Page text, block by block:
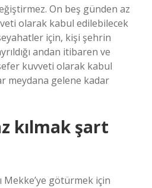
On beş günden az
olarak kabul edilebilecek
için, kişi şehrin
andan itibaren ve
kuvveti olarak kabul
meydana gelene kadar
kılmak şart
Mekke’ye götürmek için